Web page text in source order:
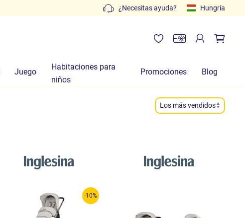
Presupuestos gratuitos: escribe a
¿Necesitas ayuda? Hungría
Juego
Habitaciones para
niños
Promociones Blog
-10%